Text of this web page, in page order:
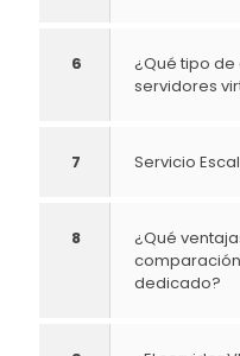
6
¿Qué tipo de
servidores
7 Servicio
8
¿Qué
dedicado?